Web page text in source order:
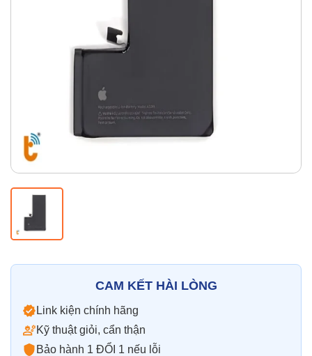
Thay pin
Pin iPhone
Thay vỏ
Vỏ iPhone Vỏ Xiaomi
Vỏ Huawei
CAM KẾT HÀI LÒNG
Link kiện chính hãng
Kỹ thuật giỏi, cẩn thận
Bảo hành 1 ĐỔI 1 nếu lỗi